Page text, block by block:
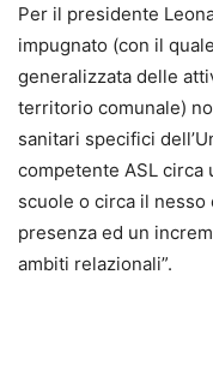
Per il presidente
impugnato (con il
generalizzata delle
territorio comunale)
sanitari specifici
competente ASL circa
scuole o circa il nesso
presenza ed un
ambiti relazionali”.